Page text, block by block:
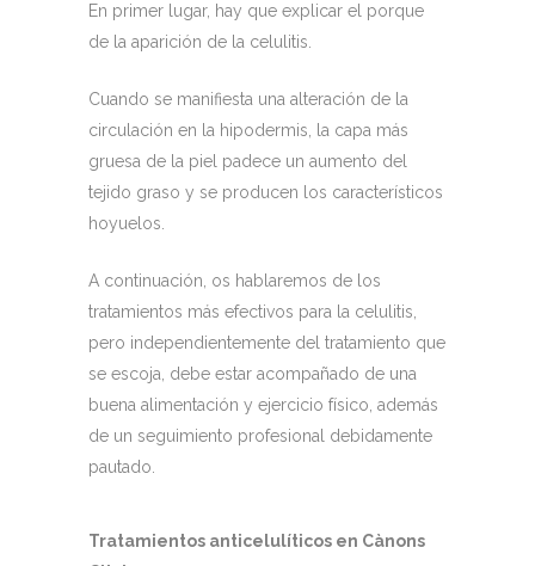
En primer lugar, hay que explicar el porque
de la aparición de la celulitis.
Cuando se manifiesta una alteración de la
circulación en la hipodermis, la capa más
gruesa de la piel padece un aumento del
tejido graso y se producen los característicos
hoyuelos.
A continuación, os hablaremos de los
tratamientos más efectivos para la celulitis,
pero independientemente del tratamiento que
se escoja, debe estar acompañado de una
buena alimentación y ejercicio físico, además
de un seguimiento profesional debidamente
pautado.
Tratamientos anticelulíticos en Cànons